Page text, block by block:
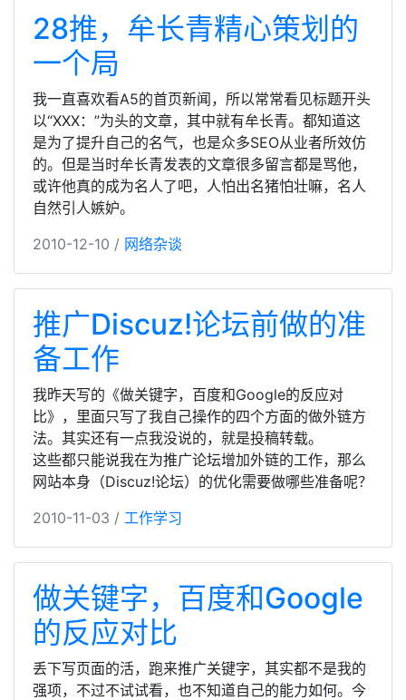
28推，牟长青精心策划的
一个局
我一直喜欢看A5的首页新闻，所以常常看见标题开头
以“XXX：”为头的文章，其中就有牟长青。都知道这
是为了提升自己的名气，也是众多SEO从业者所效仿
的。但是当时牟长青发表的文章很多留言都是骂他，
或许他真的成为名人了吧，人怕出名猪怕壮嘛，名人
自然引人嫉妒。
2010-12-10 / 网络杂谈
推广Discuz!论坛前做的准
备工作
我昨天写的《做关键字，百度和Google的反应对
比》，里面只写了我自己操作的四个方面的做外链方
法。其实还有一点我没说的，就是投稿转载。
这些都只能说我在为推广论坛增加外链的工作，那么
网站本身（Discuz!论坛）的优化需要做哪些准备呢？
2010-11-03 / 工作学习
做关键字，百度和Google
的反应对比
丢下写页面的活，跑来推广关键字，其实都不是我的
强项，不过不试试看，也不知道自己的能力如何。今